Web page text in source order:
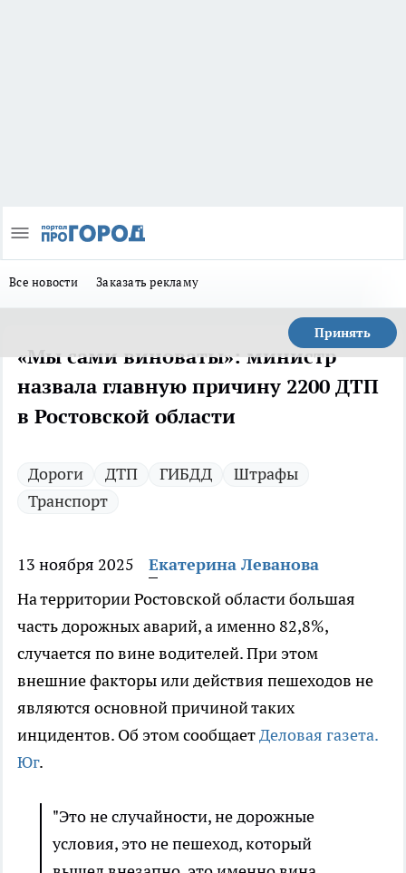
Все новости Заказать рекламу
Принять
«Мы сами виноваты»: министр
назвала главную причину 2200 ДТП
в Ростовской области
Дороги ДТП ГИБДД
Штрафы
Транспорт
13 ноября 2025
Екатерина Леванова
На территории Ростовской области большая
часть дорожных аварий, а именно 82,8%,
случается по вине водителей. При этом
внешние факторы или действия пешеходов не
являются основной причиной таких
инцидентов. Об этом сообщаетДеловая газета.
Юг.
"Это не случайности, не дорожные
условия, это не пешеход, который